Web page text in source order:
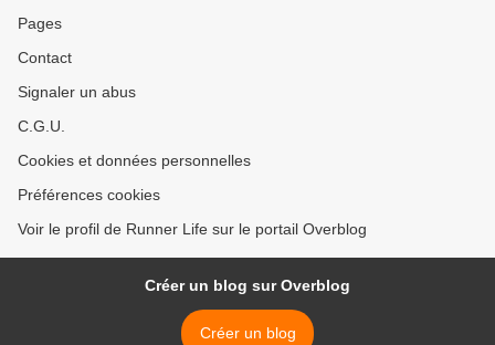
Pages
Contact
Signaler un abus
C.G.U.
Cookies et données personnelles
Préférences cookies
Voir le profil de Runner Life sur le portail Overblog
Créer un blog sur Overblog
Créer un blog